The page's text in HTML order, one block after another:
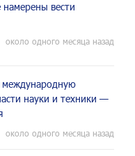
вести
около одного месяца назад
международную
науки и техники —
около одного месяца назад